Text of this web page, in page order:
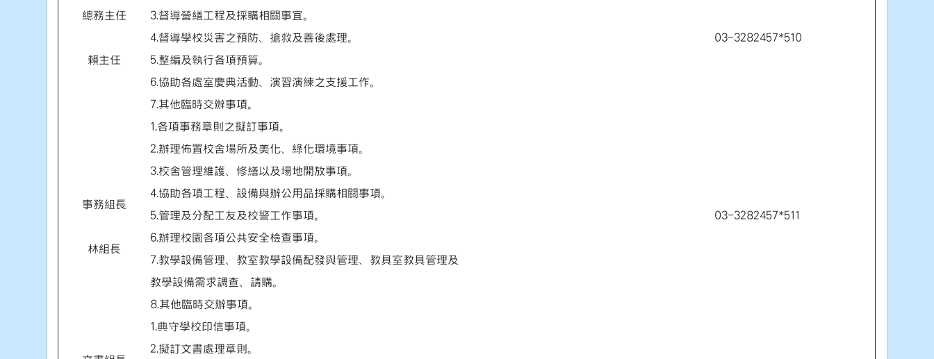
總務主任
賴主任
3.督導營繕工程及採購相關事宜。
4.督導學校災害之預防、搶救及善後處理。
5.整編及執行各項預算。
6.協助各處室慶典活動、演習演練之支援工作。
7.其他臨時交辦事項。
03-3282457*510
事務組長
林組長
1.各項事務章則之擬訂事項。
2.辦理佈置校舍場所及美化、綠化環境事項。
3.校舍管理維護、修繕以及場地開放事項。
4.協助各項工程、設備與辦公用品採購相關事項。
5.管理及分配工友及校警工作事項。
6.辦理校園各項公共安全檢查事項。
7.教學設備管理、教室教學設備配發與管理、教具室教具管理及
教學設備需求調查、請購。
8.其他臨時交辦事項。
03-3282457*511
1.典守學校印信事項。
2.擬訂文書處理章則。